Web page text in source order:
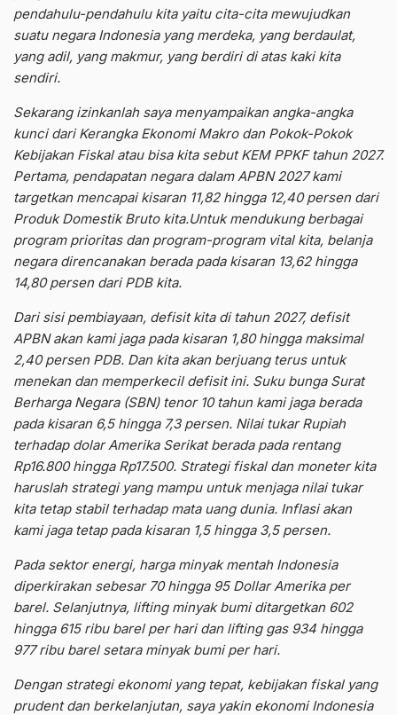
pendahulu-pendahulu kita yaitu cita-cita mewujudkan
suatu negara Indonesia yang merdeka, yang berdaulat,
yang adil, yang makmur, yang berdiri di atas kaki kita
sendiri.
Sekarang izinkanlah saya menyampaikan angka-angka
kunci dari Kerangka Ekonomi Makro dan Pokok-Pokok
Kebijakan Fiskal atau bisa kita sebut KEM PPKF tahun 2027.
Pertama, pendapatan negara dalam APBN 2027 kami
targetkan mencapai kisaran 11,82 hingga 12,40 persen dari
Produk Domestik Bruto kita.Untuk mendukung berbagai
program prioritas dan program-program vital kita, belanja
negara direncanakan berada pada kisaran 13,62 hingga
14,80 persen dari PDB kita.
Dari sisi pembiayaan, defisit kita di tahun 2027, defisit
APBN akan kami jaga pada kisaran 1,80 hingga maksimal
2,40 persen PDB. Dan kita akan berjuang terus untuk
menekan dan memperkecil defisit ini. Suku bunga Surat
Berharga Negara (SBN) tenor 10 tahun kami jaga berada
pada kisaran 6,5 hingga 7,3 persen. Nilai tukar Rupiah
terhadap dolar Amerika Serikat berada pada rentang
Rp16.800 hingga Rp17.500. Strategi fiskal dan moneter kita
haruslah strategi yang mampu untuk menjaga nilai tukar
kita tetap stabil terhadap mata uang dunia. Inflasi akan
kami jaga tetap pada kisaran 1,5 hingga 3,5 persen.
Pada sektor energi, harga minyak mentah Indonesia
diperkirakan sebesar 70 hingga 95 Dollar Amerika per
barel. Selanjutnya, lifting minyak bumi ditargetkan 602
hingga 615 ribu barel per hari dan lifting gas 934 hingga
977 ribu barel setara minyak bumi per hari.
Dengan strategi ekonomi yang tepat, kebijakan fiskal yang
prudent dan berkelanjutan, saya yakin ekonomi Indonesia